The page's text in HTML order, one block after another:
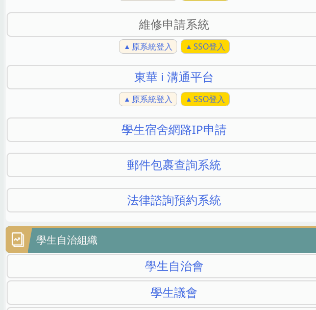
維修申請系統
原系統登入 SSO登入
東華 i 溝通平台
原系統登入 SSO登入
學生宿舍網路IP申請
郵件包裹查詢系統
法律諮詢預約系統
學生自治組織
學生自治會
學生議會